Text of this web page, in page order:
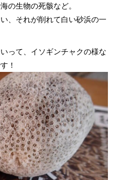
の生物の死骸など。
、それが削れて白い砂浜の一
って、イソギンチャクの様な
！